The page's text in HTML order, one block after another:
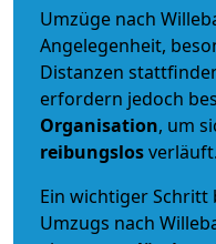
Umzüge nach
Angelegenheit,
Distanzen
erfordern jedoch
Organisation, um
reibungslosverläuft.
Ein wichtiger Schritt
Umzugs nach